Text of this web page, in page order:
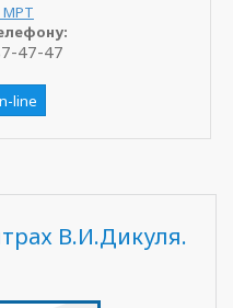
МРТ
47-47
line
В.И.Дикуля.